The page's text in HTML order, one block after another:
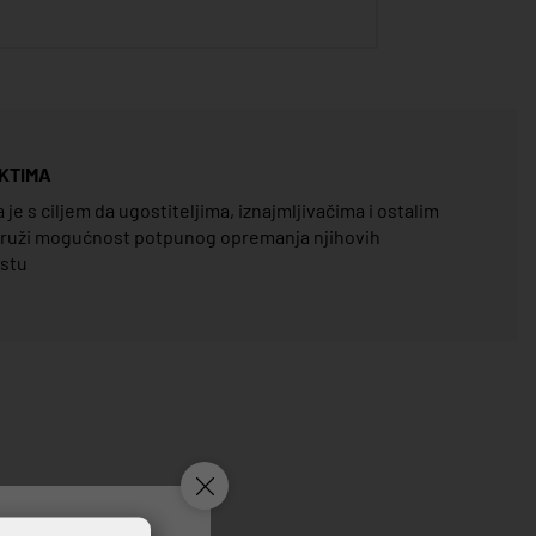
je s ciljem da ugostiteljima, iznajmljivačima i ostalim
mogućnost potpunog opremanja njihovih